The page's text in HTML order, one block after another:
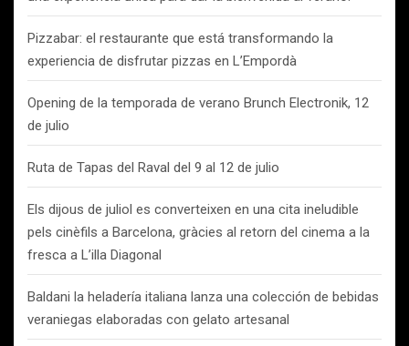
Pizzabar: el restaurante que está transformando la
experiencia de disfrutar pizzas en L’Empordà
Opening de la temporada de verano Brunch Electronik, 12
de julio
Ruta de Tapas del Raval del 9 al 12 de julio
Els dijous de juliol es converteixen en una cita ineludible
pels cinèfils a Barcelona, gràcies al retorn del cinema a la
fresca a L’illa Diagonal
Baldani la heladería italiana lanza una colección de bebidas
veraniegas elaboradas con gelato artesanal